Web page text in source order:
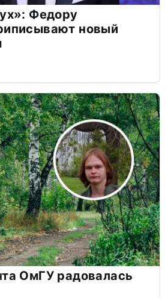
Федору
новый
ОмГУ радовалась